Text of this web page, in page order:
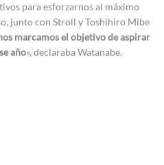
para esforzarnos al máximo
junto con Stroll y Toshihiro Mibe
marcamos el objetivo de aspirar
año«, declaraba Watanabe.